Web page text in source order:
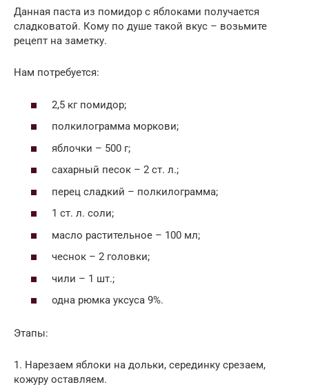
Данная паста из помидор с яблоками получается
сладковатой. Кому по душе такой вкус – возьмите
рецепт на заметку.
Нам потребуется:
2,5 кг помидор;
полкилограмма моркови;
яблочки – 500 г;
сахарный песок – 2 ст. л.;
перец сладкий – полкилограмма;
1 ст. л. соли;
масло растительное – 100 мл;
чеснок – 2 головки;
чили – 1 шт.;
одна рюмка уксуса 9%.
Этапы:
1. Нарезаем яблоки на дольки, серединку срезаем,
кожуру оставляем.